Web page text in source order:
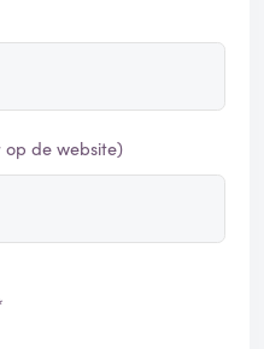
de website)